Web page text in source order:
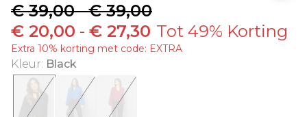
€ 39,00-€ 39,00
€ 20,00 - € 27,30 Tot 49% Korting
Extra 10% korting met code: EXTRA
Kleur: Black